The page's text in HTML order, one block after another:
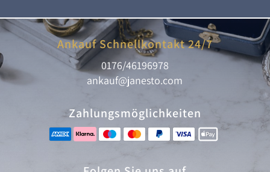
Ankauf Schnellkontakt 24/7
0176/46196978
ankauf@janesto.com
Zahlungsmöglichkeiten